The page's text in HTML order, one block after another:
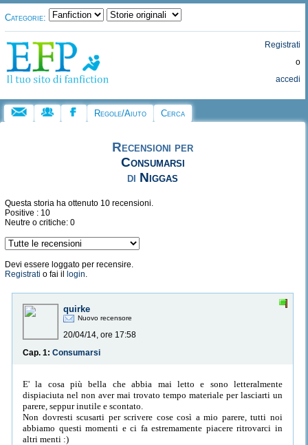
Categorie:
Registrati
o
accedi
Regole/Aiuto Cerca
Recensioni per
Consumarsi
di Niggas
Questa storia ha ottenuto 10 recensioni.
Positive : 10
Neutre o critiche: 0
Devi essere loggato per recensire.
Registrati o fai il login.
quirke
Nuovo recensore
20/04/14, ore 17:58
Cap. 1: Consumarsi
E' la cosa più bella che abbia mai letto e sono letteralmente
dispiaciuta nel non aver mai trovato tempo materiale per lasciarti un
parere, seppur inutile e scontato.
Non dovresti scusarti per scrivere cose così a mio parere, tutti noi
abbiamo questi momenti e ci fa estremamente piacere ritrovarci in
altri menti :)